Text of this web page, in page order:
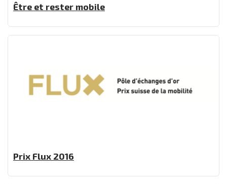
Être et rester mobile
Prix Flux 2016